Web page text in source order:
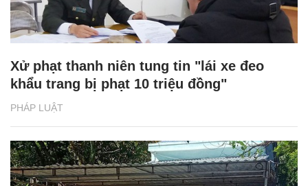
PHÁP LUẬT
Xử phạt thanh niên tung tin "lái xe đeo
khẩu trang bị phạt 10 triệu đồng"